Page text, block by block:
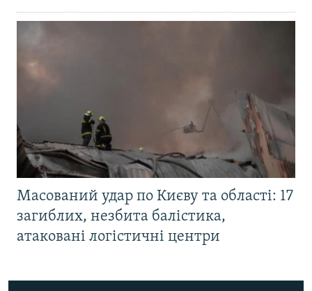
Масований удар по Києву та області: 17
загиблих, незбита балістика,
атаковані логістичні центри